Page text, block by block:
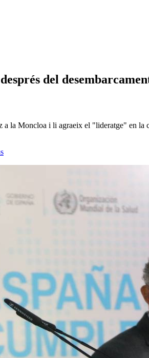
del
a la Moncloa i li agraeix el "lideratge" en la